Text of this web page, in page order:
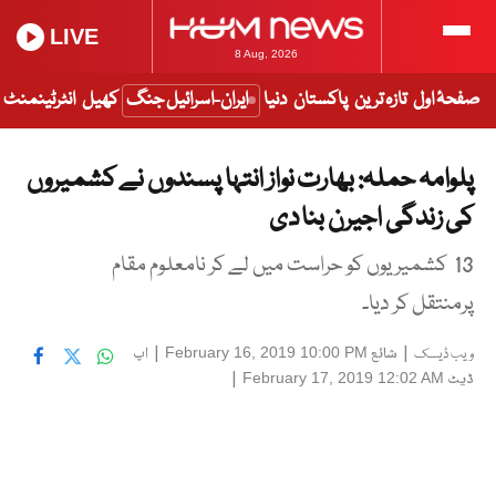
8 Aug, 2026
LIVE
صفحۂ اول تازہ ترین پاکستان دنیا ایران-اسرائیل جنگ کھیل انٹرٹینمنٹ
پلوامہ حملہ: بھارت نواز انتہا پسندوں نے کشمیروں
کی زندگی اجیرن بنا دی
13 کشمیریوں کو حراست میں لے کر نامعلوم مقام
پرمنتقل کر دیا۔
ویب ڈیسک | شائع February 16, 2019 10:00 PM
| اپ
ڈیٹ February 17, 2019 12:02 AM
|